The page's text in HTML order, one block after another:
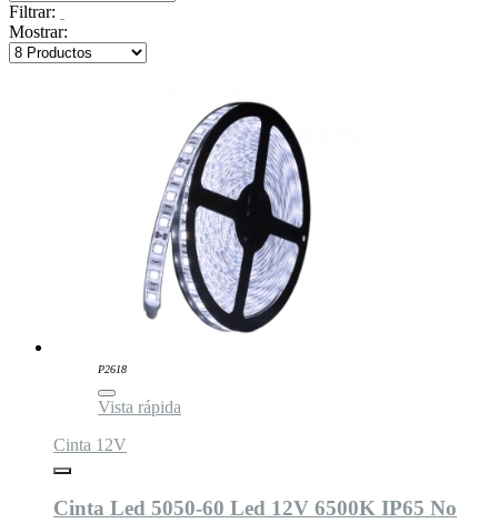
Filtrar:
Mostrar:
P2618
Vista rápida
Cinta 12V
Cinta Led 5050-60 Led 12V 6500K IP65 No